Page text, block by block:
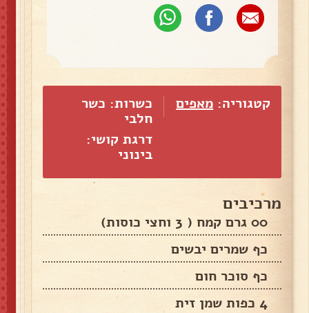
קטגוריה: מאפים
כשרות: כשר
חלבי
דרגת קושי:
בינוני
מרכיבים
00 גרם קמח ( 3 וחצי כוסות)
כף שמרים יבשים
כף סוכר חום
4 כפות שמן זית